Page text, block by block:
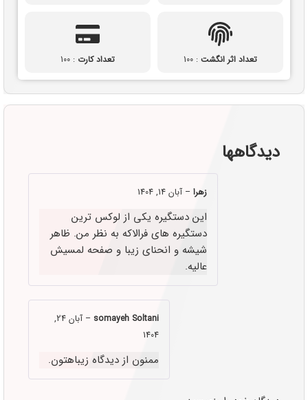
تعداد اثر انگشت : 100 تعداد کارت : 100
دیدگاهها
زهرا – آبان 14, 1404
این دستگیره یکی از لوکس ترین
دستگیره های فرالاکه به نظر من. ظاهر
شیشه و انحنای زیبا و صفحه لمسیش
عالیه.
somayeh Soltani
–
آبان 24,
1404
ممنون از دیدگاه زیباهتون.